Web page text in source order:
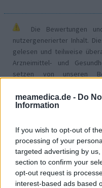
meamedica.de - Do
Information
If you wish to opt-out of
processing of your
targeted advertising by
section to confirm your
opt-out request is
interest-based ads based
Die Bewertungen
nutzergenerierter Inhalt.
gelesen und teilweise
Arzneimittel- und
setzen von unseren
auszutauschen. Auf
Meinungen und
Bitte beachten Sie, dass
unterschiedlich sein kann
oder Apotheker wenden
Medikamenten zu erhalten.